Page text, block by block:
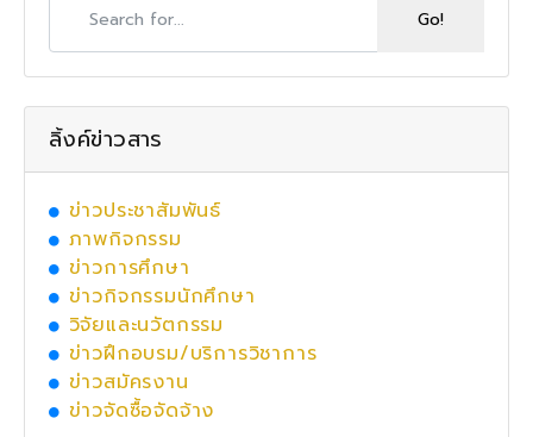
ลิ้งค์ข่าวสาร
ข่าวประชาสัมพันธ์
ภาพกิจกรรม
ข่าวการศึกษา
ข่าวกิจกรรมนักศึกษา
วิจัยและนวัตกรรม
ข่าวฝึกอบรม/บริการวิชาการ
ข่าวสมัครงาน
ข่าวจัดซื้อจัดจ้าง